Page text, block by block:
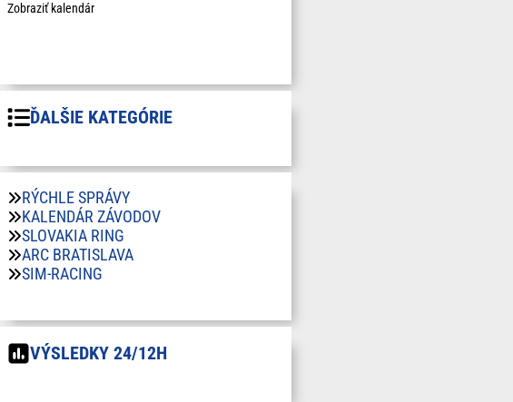
Zobraziť kalendár
ĎALŠIE KATEGÓRIE
RÝCHLE SPRÁVY
KALENDÁR ZÁVODOV
SLOVAKIA RING
ARC BRATISLAVA
SIM-RACING
VÝSLEDKY 24/12H